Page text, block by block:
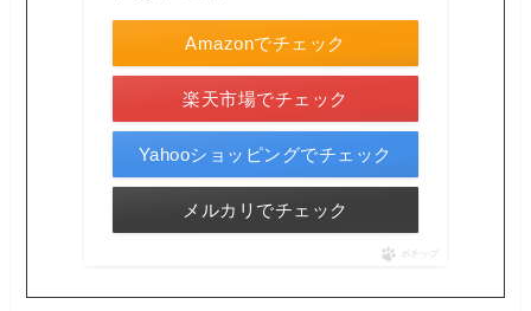
Amazonでチェック
楽天市場でチェック
Yahooショッピングでチェック
メルカリでチェック
ポチップ